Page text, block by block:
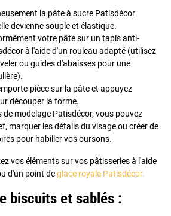
la pâte à sucre Patisdécor
devienne souple et élastique.
votre pâte sur un tapis anti-
à l'aide d'un rouleau adapté (utilisez
ou guides d'abaisses pour une
pièce sur la pâte et appuyez
découper la forme.
de modelage Patisdécor, vous pouvez
marquer les détails du visage ou créer de
pour habiller vos oursons.
vos éléments sur vos pâtisseries à l'aide
d'un point deglace royale Patisdécor.
biscuits et sablés :